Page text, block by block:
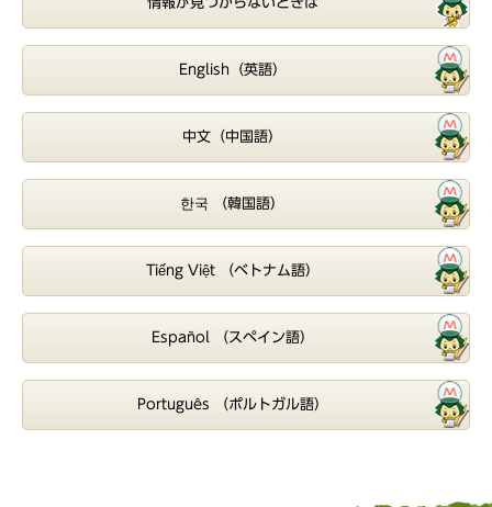
English（英語）
中文（中国語）
한국 （韓国語）
Tiếng Việt （ベトナム語）
Español （スペイン語）
Português （ポルトガル語）